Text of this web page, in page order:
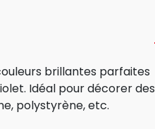
brillantes parfaites
Idéal pour décorer des
polystyrène, etc.